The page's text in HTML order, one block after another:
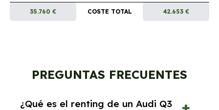
35.760 € COSTE TOTAL 42.653 €
PREGUNTAS FRECUENTES
¿Qué es el renting de un Audi Q3